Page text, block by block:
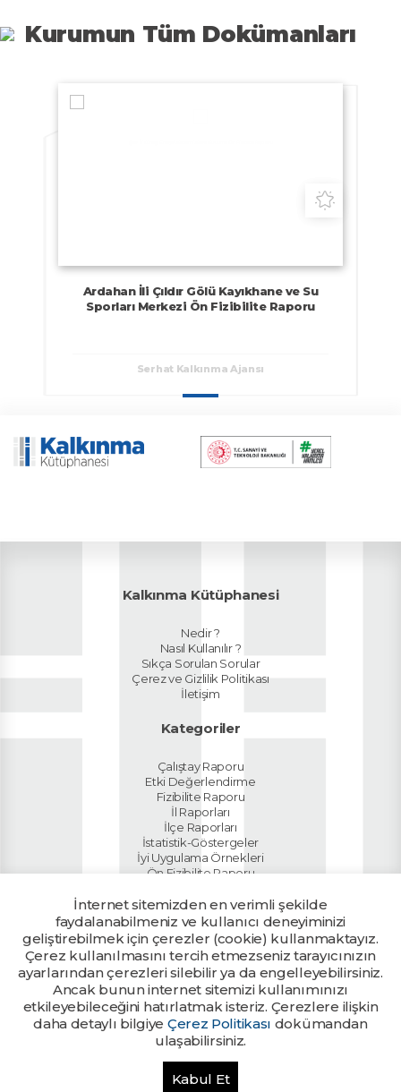
Kurumun Tüm Dokümanları
Ardahan İli Çıldır Gölü Kayıkhane ve Su
Sporları Merkezi Ön Fizibilite Raporu
Serhat Kalkınma Ajansı
İnternet sitemizden en verimli şekilde
faydalanabilmeniz ve kullanıcı deneyiminizi
geliştirebilmek için çerezler (cookie) kullanmaktayız.
Çerez kullanılmasını tercih etmezseniz tarayıcınızın
ayarlarından çerezleri silebilir ya da engelleyebilirsiniz.
Ancak bunun internet sitemizi kullanımınızı
etkileyebileceğini hatırlatmak isteriz. Çerezlere ilişkin
daha detaylı bilgiye Çerez Politikası dokümandan
ulaşabilirsiniz.
Kabul Et
Kalkınma Kütüphanesi
Nedir ?
Nasıl Kullanılır ?
Sıkça Sorulan Sorular
Çerez ve Gizlilik Politikası
İletişim
Kategoriler
Çalıştay Raporu
Etki Değerlendirme
Fizibilite Raporu
İl Raporları
İlçe Raporları
İstatistik-Göstergeler
İyi Uygulama Örnekleri
Ön Fizibilite Raporu
Sektör Raporları
Tanıtım Dokümanı
Ülke Raporu
Yatırım Rehberi
Kalkınma Ajanslarının yetkili
birimlerine tanımlanan kullanıcı
bilgileri ile giriş yapılabilir.
Ajans Girişi
Bu sitede yayınlanan her türlü bilgi ve belge T.C. Sanayi ve Teknoloji